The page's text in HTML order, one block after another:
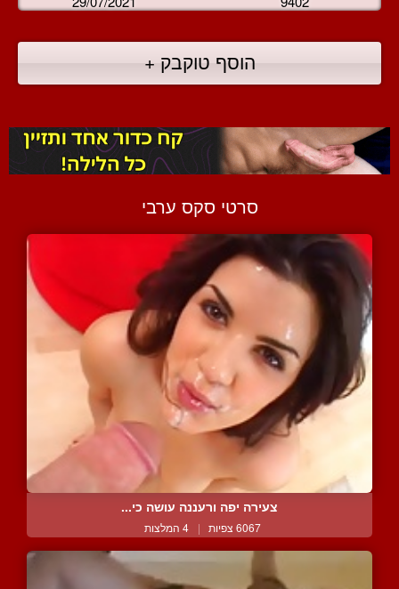
הוסף טוקבק +
סרטי סקס ערבי
צעירה יפה ורעננה עושה כי...
6067 צפיות | 4 המלצות